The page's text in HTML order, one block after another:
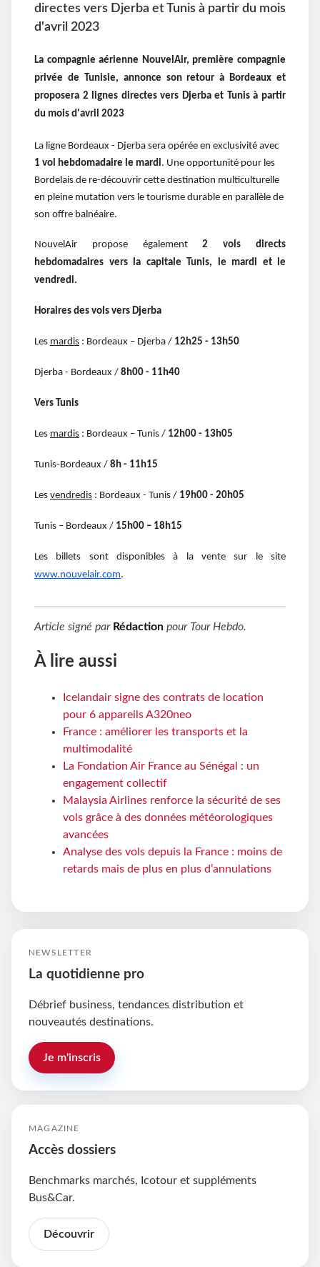
directes vers Djerba et Tunis à partir du mois
d'avril 2023
La compagnie aérienne NouvelAir, première compagnie
privée de Tunisie, annonce son retour à Bordeaux et
proposera 2 lignes directes vers Djerba et Tunis à partir
du mois d'avril 2023
La ligne Bordeaux - Djerba sera opérée en exclusivité avec
1 vol hebdomadaire le mardi. Une opportunité pour les
Bordelais de re-découvrir cette destination multiculturelle
en pleine mutation vers le tourisme durable en parallèle de
son offre balnéaire.
NouvelAir propose également2 vols directs
hebdomadaires vers la capitale Tunis, le mardi et le
vendredi.
Horaires des vols vers Djerba
Les mardis : Bordeaux – Djerba / 12h25 - 13h50
Djerba - Bordeaux / 8h00 - 11h40
Vers Tunis
Les mardis : Bordeaux – Tunis / 12h00 - 13h05
Tunis-Bordeaux / 8h - 11h15
Les vendredis : Bordeaux - Tunis / 19h00 - 20h05
Tunis – Bordeaux / 15h00 – 18h15
Les billets sont disponibles à la vente sur le site
www.nouvelair.com.
Article signé par Rédaction pour Tour Hebdo.
À lire aussi
Icelandair signe des contrats de location
pour 6 appareils A320neo
France : améliorer les transports et la
multimodalité
La Fondation Air France au Sénégal : un
engagement collectif
Malaysia Airlines renforce la sécurité de ses
vols grâce à des données météorologiques
avancées
Analyse des vols depuis la France : moins de
retards mais de plus en plus d’annulations
NEWSLETTER
La quotidienne pro
Débrief business, tendances distribution et
nouveautés destinations.
Je m'inscris
MAGAZINE
Accès dossiers
Benchmarks marchés, Icotour et suppléments
Bus&Car.
Découvrir